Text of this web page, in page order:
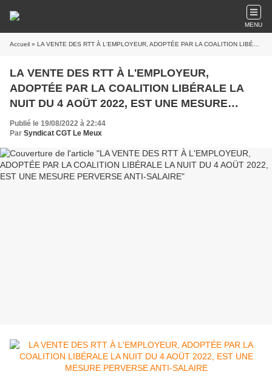
MENU
Accueil » LA VENTE DES RTT À L'EMPLOYEUR, ADOPTÉE PAR LA COALITION LIBÉRALE LA NUIT DU 4 AOÜT 2022, EST UNE MESURE PERVERSE ANTI-SALAIRE
LA VENTE DES RTT À L'EMPLOYEUR,
ADOPTÉE PAR LA COALITION LIBÉRALE LA
NUIT DU 4 AOÜT 2022, EST UNE MESURE
PERVERSE ANTI-SALAIRE
Publié le 19/08/2022 à 22:44
Par Syndicat CGT Le Meux